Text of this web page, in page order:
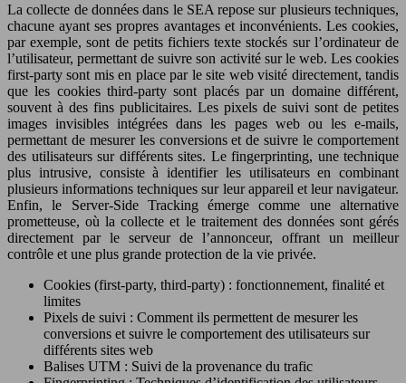
La collecte de données dans le SEA repose sur plusieurs techniques,
chacune ayant ses propres avantages et inconvénients. Les cookies,
par exemple, sont de petits fichiers texte stockés sur l’ordinateur de
l’utilisateur, permettant de suivre son activité sur le web. Les cookies
first-party sont mis en place par le site web visité directement, tandis
que les cookies third-party sont placés par un domaine différent,
souvent à des fins publicitaires. Les pixels de suivi sont de petites
images invisibles intégrées dans les pages web ou les e-mails,
permettant de mesurer les conversions et de suivre le comportement
des utilisateurs sur différents sites. Le fingerprinting, une technique
plus intrusive, consiste à identifier les utilisateurs en combinant
plusieurs informations techniques sur leur appareil et leur navigateur.
Enfin, le Server-Side Tracking émerge comme une alternative
prometteuse, où la collecte et le traitement des données sont gérés
directement par le serveur de l’annonceur, offrant un meilleur
contrôle et une plus grande protection de la vie privée.
Cookies (first-party, third-party) : fonctionnement, finalité et
limites
Pixels de suivi : Comment ils permettent de mesurer les
conversions et suivre le comportement des utilisateurs sur
différents sites web
Balises UTM : Suivi de la provenance du trafic